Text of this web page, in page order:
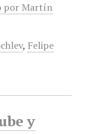
por Martín
, Felipe
y